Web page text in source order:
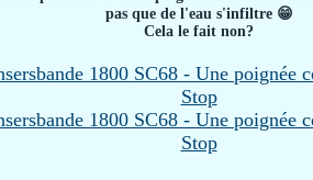
pas que de l'eau s'infiltre 😁
Cela le fait non?